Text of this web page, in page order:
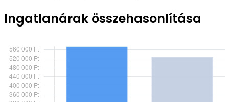
Ingatlanárak összehasonlítása